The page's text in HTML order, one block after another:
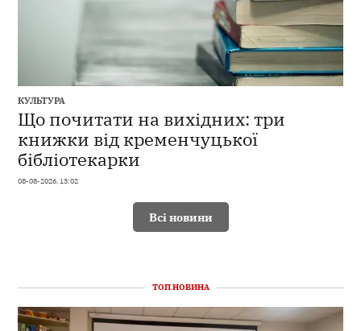
КУЛЬТУРА
Що почитати на вихідних: три
книжки від кременчуцької
бібліотекарки
08-08-2026, 13:02
Всі новини
ТОП НОВИНА